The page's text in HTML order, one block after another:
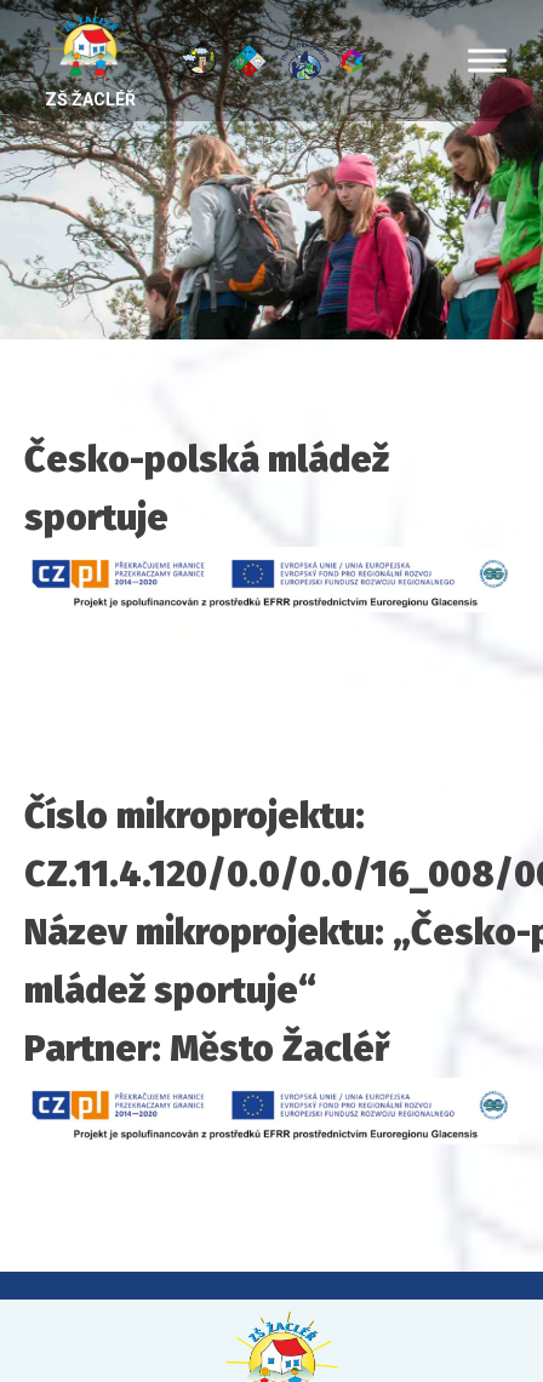
ZŠ ŽACLÉŘ
Česko-polská mládež
sportuje
Číslo mikroprojektu:
CZ.11.4.120/0.0/0.0/16_008/
Název mikroprojektu:
mládež sportuje“
Partner: Město Žacléř